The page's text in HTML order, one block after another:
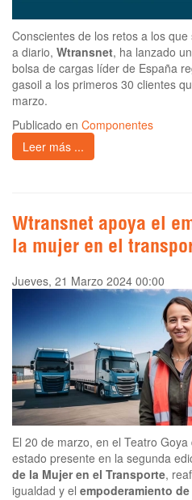
Conscientes de los retos a los
a diario, Wtransnet, ha lanzado
bolsa de cargas líder de España
gasoil a los primeros 30 clientes
marzo.
Publicado en Componentes
Leer más ...
Wtransnet apoya el
la mujer en el
Jueves, 21 Marzo 2024 00:00
El 20 de marzo, en el Teatro
estado presente en la segunda
de la Mujer en el Transporte,
igualdad y el empoderamiento